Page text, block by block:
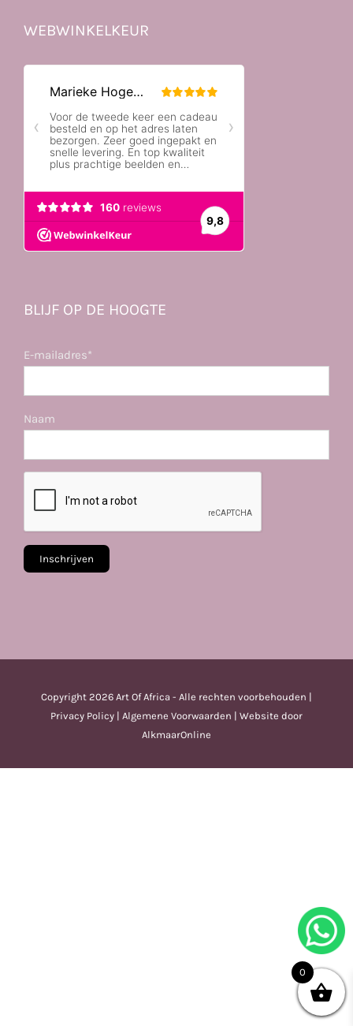
WEBWINKELKEUR
BLIJF OP DE HOOGTE
E-mailadres*
Naam
Copyright 2026 Art Of Africa - Alle rechten voorbehouden |
Privacy Policy | Algemene Voorwaarden | Website door
AlkmaarOnline
0